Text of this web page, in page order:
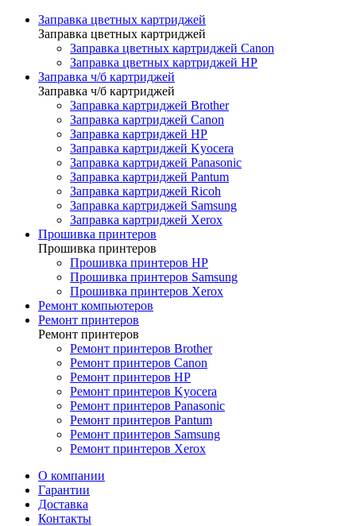
Заправка цветных картриджей
Заправка цветных картриджей
Заправка цветных картриджей Canon
Заправка цветных картриджей HP
Заправка ч/б картриджей
Заправка ч/б картриджей
Заправка картриджей Brother
Заправка картриджей Canon
Заправка картриджей HP
Заправка картриджей Kyocera
Заправка картриджей Panasonic
Заправка картриджей Pantum
Заправка картриджей Ricoh
Заправка картриджей Samsung
Заправка картриджей Xerox
Прошивка принтеров
Прошивка принтеров
Прошивка принтеров HP
Прошивка принтеров Samsung
Прошивка принтеров Xerox
Ремонт компьютеров
Ремонт принтеров
Ремонт принтеров
Ремонт принтеров Brother
Ремонт принтеров Canon
Ремонт принтеров HP
Ремонт принтеров Kyocera
Ремонт принтеров Panasonic
Ремонт принтеров Pantum
Ремонт принтеров Samsung
Ремонт принтеров Xerox
О компании
Гарантии
Доставка
Контакты